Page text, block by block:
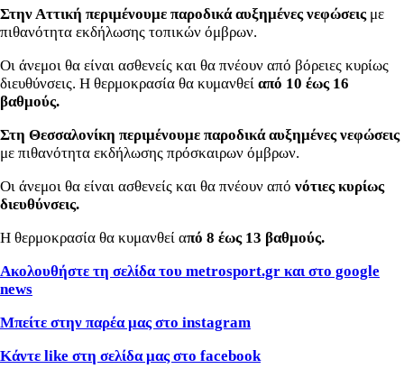
Στην Αττική περιμένουμε παροδικά αυξημένες νεφώσειςμε
πιθανότητα εκδήλωσης τοπικών όμβρων.
Οι άνεμοι θα είναι ασθενείς και θα πνέουν από βόρειες κυρίως
διευθύνσεις. Η θερμοκρασία θα κυμανθεί από 10 έως 16
βαθμούς.
Στη Θεσσαλονίκη περιμένουμε παροδικά αυξημένες νεφώσεις
με πιθανότητα εκδήλωσης πρόσκαιρων όμβρων.
Οι άνεμοι θα είναι ασθενείς και θα πνέουν από νότιες κυρίως
διευθύνσεις.
Η θερμοκρασία θα κυμανθεί από 8 έως 13 βαθμούς.
Ακολουθήστε τη σελίδα του metrosport.gr και στο google
news
Μπείτε στην παρέα μας στο instagram
Κάντε like στη σελίδα μας στο facebook